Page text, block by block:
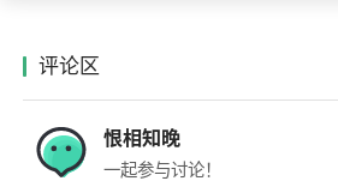
评论区
恨相知晚
一起参与讨论！